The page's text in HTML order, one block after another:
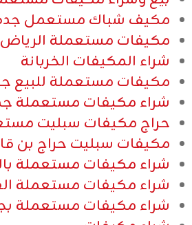
مكيف شباك مستعمل
مكيفات مستعملة الرياض​
شراء المكيفات الخربانة​
مكيفات مستعملة للبيع
شراء مكيفات مستعملة
حراج مكيفات سبليت
مكيفات سبليت حراج بن
شراء مكيفات مستعملة
شراء مكيفات مستعملة
شراء مكيفات مستعملة